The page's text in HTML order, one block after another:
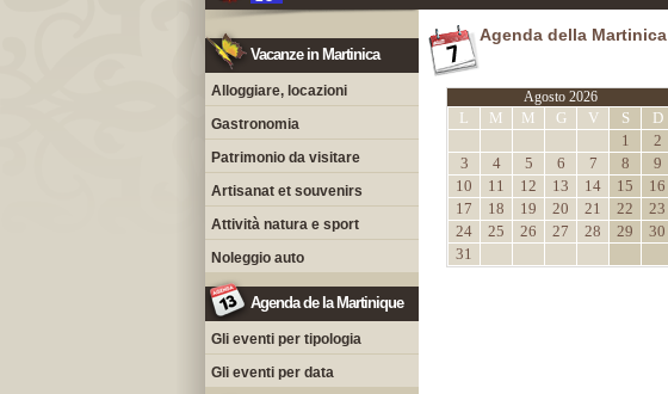
Vacanze in Martinica
Alloggiare, locazioni
Gastronomia
Patrimonio da visitare
Artisanat et souvenirs
Attività natura e sport
Noleggio auto
Agenda de la Martinique
Gli eventi per tipologia
Gli eventi per data
Agenda della Martinica
Agosto 2026
L M M G V S
D
1
2
3
4 5 6 7 8
9
10
11 12 13 14 15
16
17
18 19 20 21 22
23
24
25 26 27 28 29
30
31